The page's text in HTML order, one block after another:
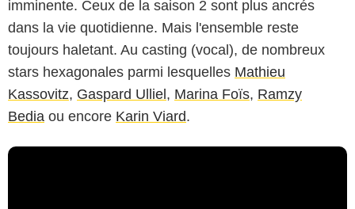
imminente. Ceux de la saison 2 sont plus ancrés
dans la vie quotidienne. Mais l'ensemble reste
toujours haletant. Au casting (vocal), de nombreux
stars hexagonales parmi lesquelles Mathieu
Kassovitz, Gaspard Ulliel, Marina Foïs, Ramzy
Bedia ou encore Karin Viard.